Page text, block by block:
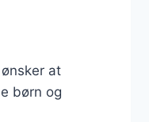
at
børn og